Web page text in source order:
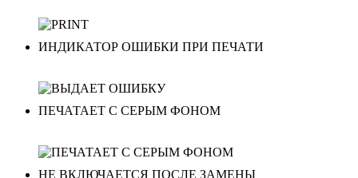
ИНДИКАТОР ОШИБКИ ПРИ ПЕЧАТИ
ПЕЧАТАЕТ С СЕРЫМ ФОНОМ
НЕ ВКЛЮЧАЕТСЯ ПОСЛЕ ЗАМЕНЫ